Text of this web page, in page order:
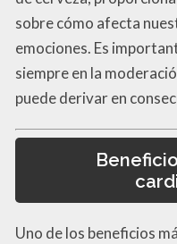
sobre cómo afecta
emociones. Es
siempre en la
puede derivar en
Uno de los beneficios